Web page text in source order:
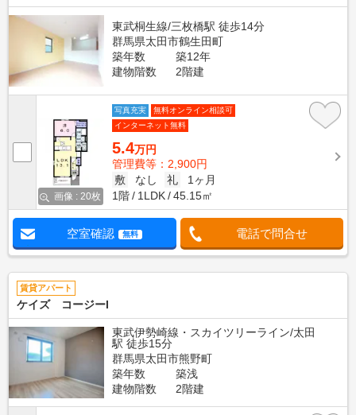
東武桐生線/三枚橋駅 徒歩14分
群馬県太田市鶴生田町
築年数
築12年
建物階数
2階建
画像 : 20枚
写真充実
無料オンライン相談可
インターネット無料
5.4万円
管理費等：2,900円
敷
なし 礼
1ヶ月
1階
1LDK 45.15㎡
空室確認 無料 電話で問合せ
賃貸アパート
ケイズ コージーI
東武伊勢崎線・スカイツリーライン/太田
駅 徒歩15分
群馬県太田市熊野町
築年数
築浅
建物階数
2階建